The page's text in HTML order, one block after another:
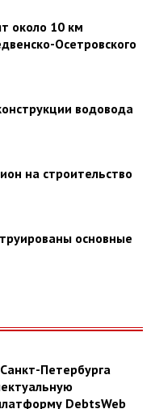
около 10 км
Осетровского
водовода
на строительство
основные
Петербурга
DebtsWeb